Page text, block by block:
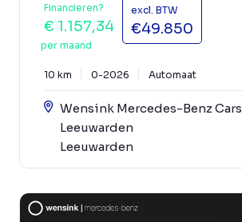
Financieren?
€ 1.157,34
per maand
excl. BTW
€49.850
10 km 0-2026 Automaat
Wensink Mercedes-Benz Cars
Leeuwarden
Leeuwarden